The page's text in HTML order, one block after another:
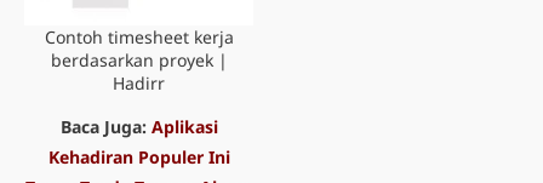
Contoh timesheet kerja
berdasarkan proyek |
Hadirr
Baca Juga: Aplikasi
Kehadiran Populer Ini